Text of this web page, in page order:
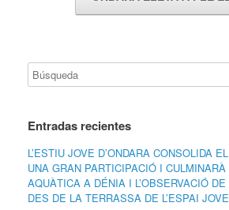
Entradas recientes
L’ESTIU JOVE D’ONDARA CONSOLIDA
UNA GRAN PARTICIPACIÓ I
AQUÀTICA A DÉNIA I L’OBSERVACIÓ DE
DES DE LA TERRASSA DE L’ESPAI JOVE